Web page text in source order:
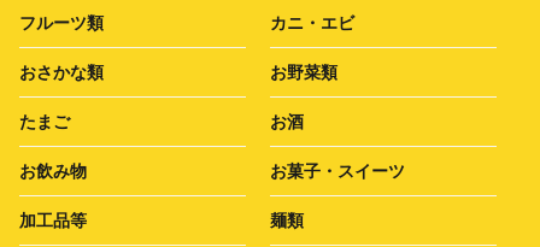
フルーツ類 カニ・エビ
おさかな類 お野菜類
たまご お酒
お飲み物 お菓子・スイーツ
加工品等 麺類